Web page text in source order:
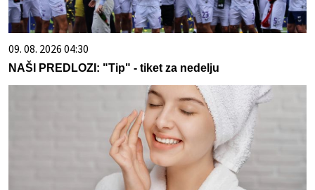
09. 08. 2026 04:30
NAŠI PREDLOZI: "Tip" - tiket za nedelju